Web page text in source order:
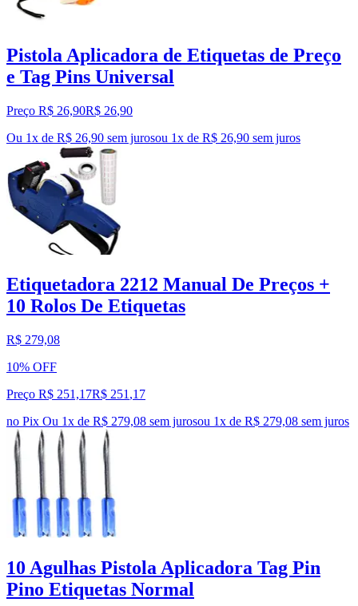
Pistola Aplicadora de Etiquetas de Preço
e Tag Pins Universal
Preço R$ 26,90R$ 26,90
Ou 1x de R$ 26,90 sem jurosou 1x de R$ 26,90 sem juros
Etiquetadora 2212 Manual De Preços +
10 Rolos De Etiquetas
R$ 279,08
10% OFF
Preço R$ 251,17R$ 251 ,17
no Pix Ou 1x de R$ 279,08 sem jurosou 1x de R$ 279,08 sem juros
10 Agulhas Pistola Aplicadora Tag Pin
Pino Etiquetas Normal